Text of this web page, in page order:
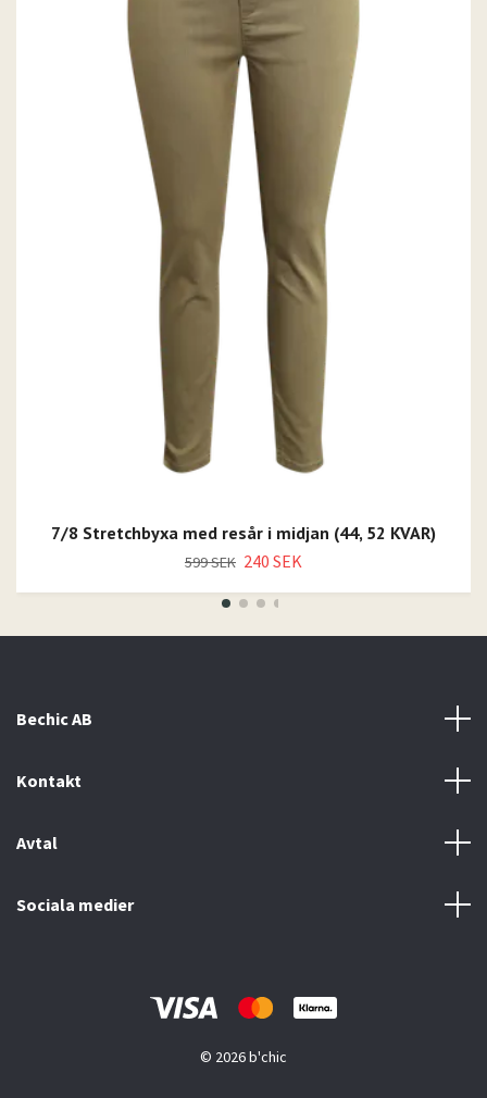
7/8 Stretchbyxa med resår i midjan (44, 52 KVAR)
599 SEK 240 SEK
Bechic AB
Kontakt
Avtal
Sociala medier
© 2026 b'chic